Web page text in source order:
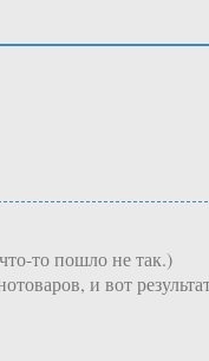
то пошло не так.)
и вот